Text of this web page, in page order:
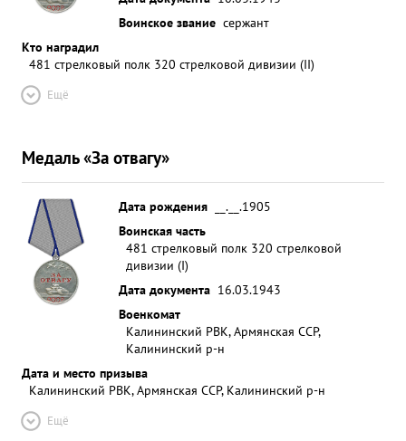
Воинское звание сержант
Кто наградил
481 стрелковый полк 320 стрелковой дивизии (II)
Ещё
Медаль «За отвагу»
Дата рождения
__.__.1905
Воинская часть
481 стрелковый полк 320 стрелковой
дивизии (I)
Дата документа 16.03.1943
Военкомат
Калининский РВК, Армянская ССР,
Калининский р-н
Дата и место призыва
Калининский РВК, Армянская ССР, Калининский р-н
Ещё